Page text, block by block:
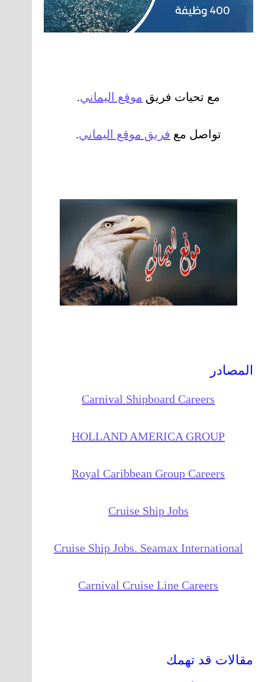
مع تحيات فريق موقع اليماني.
تواصل مع فريق موقع اليماني.
المصادر
Carnival Shipboard Careers
HOLLAND AMERICA GROUP
Royal Caribbean Group Careers
Cruise Ship Jobs
Cruise Ship Jobs. Seamax International
Carnival Cruise Line Careers
مقالات قد تهمك